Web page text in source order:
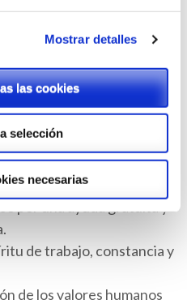
Mostrar detalles
las cookies
selección
necesarias
el tener.
los demás y
de trabajo, constancia y
de los valores humanos